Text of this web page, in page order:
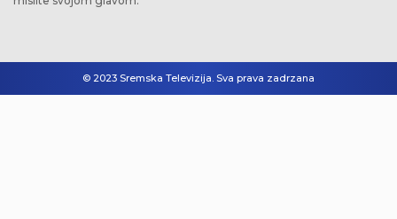
© 2023 Sremska Televizija. Sva prava zadrzana